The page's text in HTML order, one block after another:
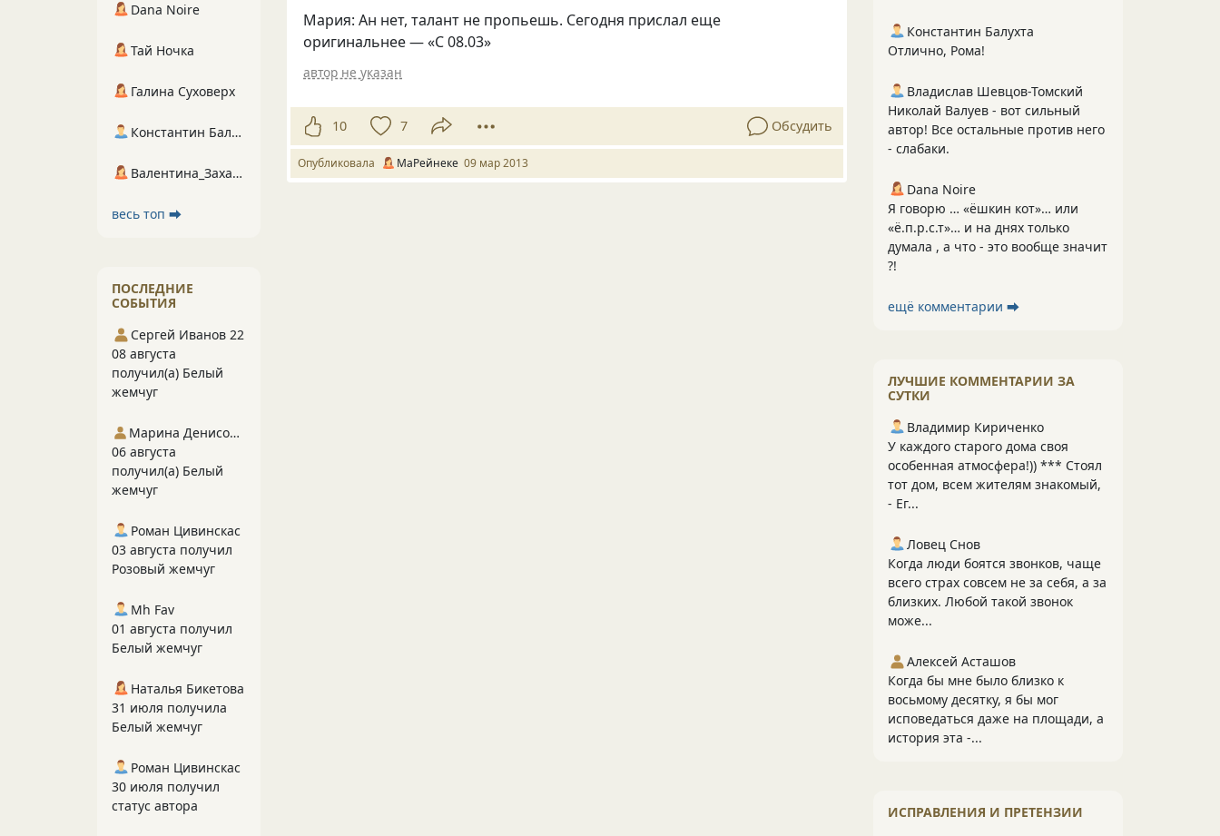
Мария: Ан нет, талант не пропьешь. Сегодня прислал еще
оригинальнее — «С 08.03»
автор не указан
10 7 Обсудить
Опубликовала МаРейнеке 09 мар 2013
Константин Балухта
Отлично, Рома!
Владислав Шевцов-Томский
Николай Валуев - вот сильный
автор! Все остальные против него
- слабаки.
Dana Noire
Я говорю … «ёшкин кот»… или
«ё.п.р.с.т»… и на днях только
думала , а что - это вообще значит
?!
ещё комментарии ⮕
ЛУЧШИЕ КОММЕНТАРИИ ЗА
СУТКИ
Владимир Кириченко
У каждого старого дома своя
особенная атмосфера!)) *** Стоял
тот дом, всем жителям знакомый,
- Ег...
Ловец Снов
Когда люди боятся звонков, чаще
всего страх совсем не за себя, а за
близких. Любой такой звонок
може...
Алексей Асташов
Когда бы мне было близко к
восьмому десятку, я бы мог
исповедаться даже на площади, а
история эта -...
ИСПРАВЛЕНИЯ И ПРЕТЕНЗИИ
Dana Noire
Тай Ночка
Галина Суховерх
Константин Балухта
Валентина_Захарова
весь топ ⮕
ПОСЛЕДНИЕ
СОБЫТИЯ
Сергей Иванов 22
08 августа
получил(а) Белый
жемчуг
Марина Денисова 5
06 августа
получил(а) Белый
жемчуг
Роман Цивинскас
03 августа получил
Розовый жемчуг
Mh Fav
01 августа получил
Белый жемчуг
Наталья Бикетова
31 июля получила
Белый жемчуг
Роман Цивинскас
30 июля получил
статус автора